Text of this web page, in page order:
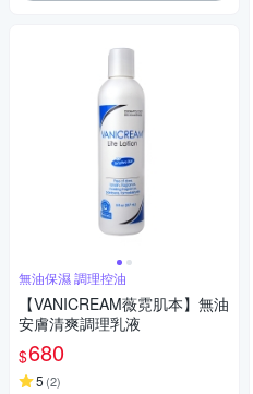
無油保濕 調理控油
【VANICREAM薇霓肌本】無油
安膚清爽調理乳液
$680
5 (2)